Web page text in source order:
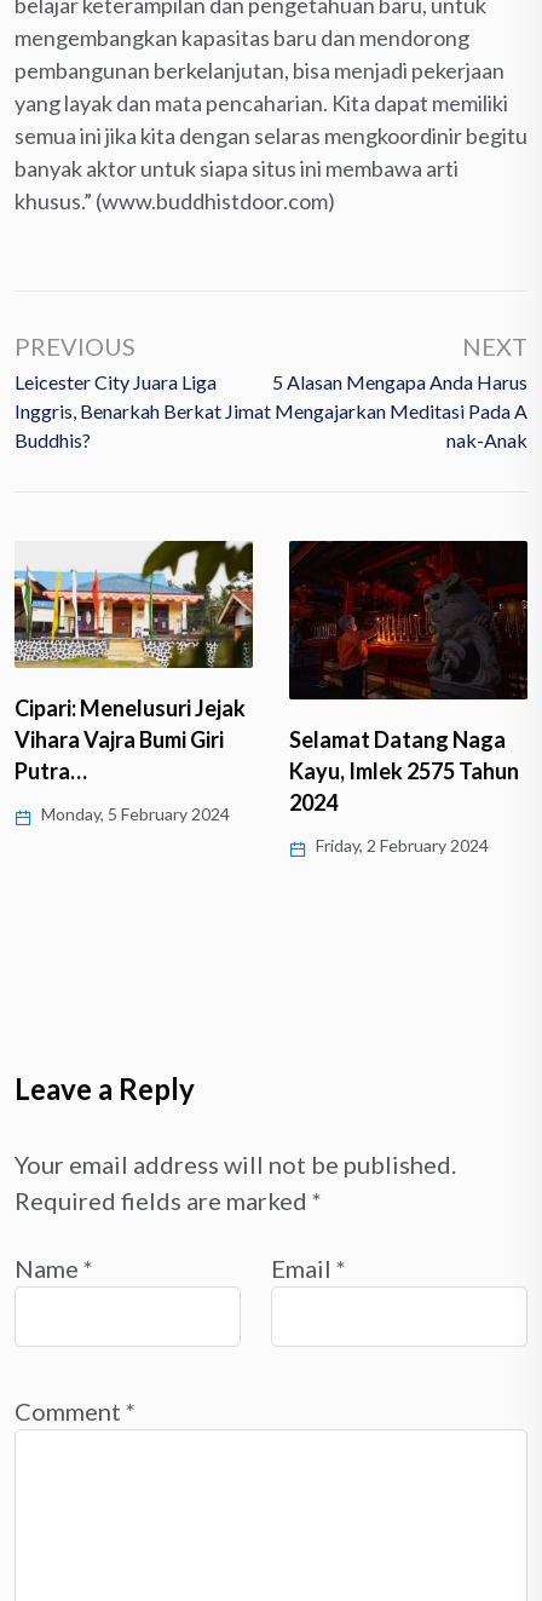
mengembangkan kapasitas baru dan mendorong
pembangunan berkelanjutan, bisa menjadi pekerjaan
yang layak dan mata pencaharian. Kita dapat memiliki
semua ini jika kita dengan selaras mengkoordinir begitu
banyak aktor untuk siapa situs ini membawa arti
khusus.” (www.buddhistdoor.com)
PREVIOUS
Leicester City Juara Liga
Inggris, Benarkah Berkat Jimat
Buddhis?
NEXT
5 Alasan Mengapa Anda Harus
Mengajarkan Meditasi Pada A
Nak-Anak
Cipari: Menelusuri Jejak
Vihara Vajra Bumi Giri
Putra…
Monday, 5 February 2024
Selamat Datang Naga
Kayu, Imlek 2575 Tahun
2024
Friday, 2 February 2024
Leave a Reply
Your email address will not be published.
Required fields are marked *
Name * Email *
Comment *